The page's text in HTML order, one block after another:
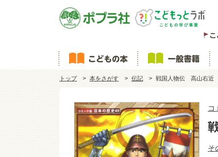
トップ 本をさがす 伝記 戦国人物伝 高山右近
コ
そ